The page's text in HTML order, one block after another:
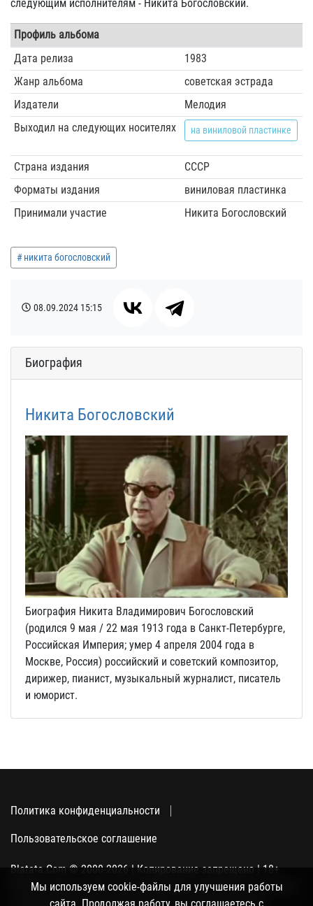
следующим исполнителям - Никита Богословский.
Профиль альбома
Дата релиза
1983
Жанр альбома
советская эстрада
Издатели
Мелодия
Выходил на следующих носителях
на виниловой пластинке
Страна издания
СССР
Форматы издания
виниловая пластинка
Принимали участие
Никита Богословский
никита богословский
08.09.2024 15:15
Биография
Никита Богословский
Биография Никита Владимирович Богословский
(родился 9 мая / 22 мая 1913 года в Санкт-Петербурге,
Российская Империя; умер 4 апреля 2004 года в
Москве, Россия) российский и советский композитор,
дирижер, пианист, музыкальный журналист, писатель
и юморист.
Политика конфиденциальности
Пользовательское соглашение
Blatata.Com © 2000-2026 | Копирование запрещено | 18+
Использование сайта подразумевает ваше полное согласие
с политикой конфиденциальности, пользовательским
Мы используем cookie-файлы для улучшения работы